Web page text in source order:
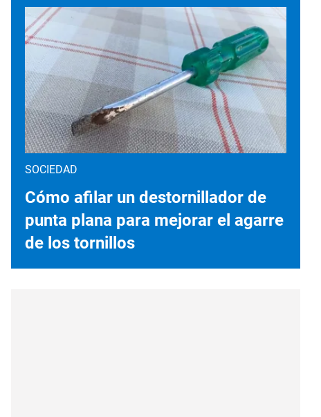
SOCIEDAD
Cómo afilar un destornillador de
punta plana para mejorar el agarre
de los tornillos